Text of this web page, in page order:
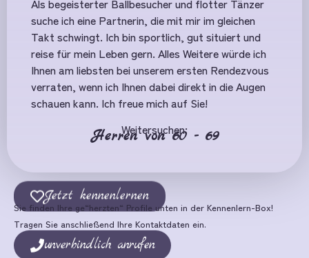
suche ich eine Partnerin, die mit mir im gleichen
Takt schwingt. Ich bin sportlich, gut situiert und
reise für mein Leben gern. Alles Weitere würde ich
Ihnen am liebsten bei unserem ersten Rendezvous
verraten, wenn ich Ihnen dabei direkt in die Augen
schauen kann. Ich freue mich auf Sie!
Weitersuchen:
Herren von 60 - 69
Jetzt kennenlernen
Sie finden Ihre ge“herzten“ Profile unten in der Kennenlern-Box!
Tragen Sie anschließend Ihre Kontaktdaten ein.
unverbindlich anrufen